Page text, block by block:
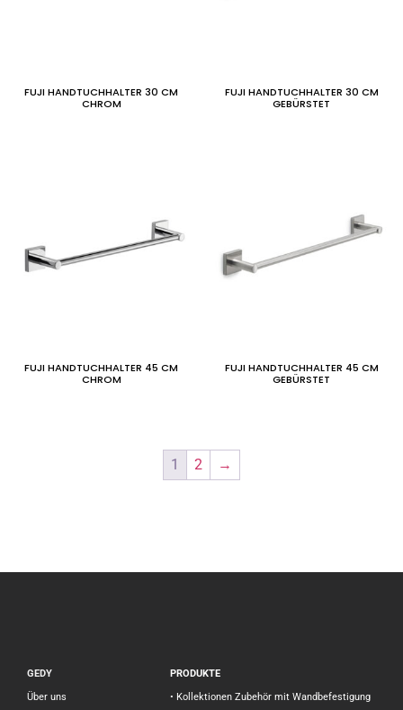
FUJI HANDTUCHHALTER 30 CM
CHROM
FUJI HANDTUCHHALTER 30 CM
GEBÜRSTET
FUJI HANDTUCHHALTER 45 CM
CHROM
FUJI HANDTUCHHALTER 45 CM
GEBÜRSTET
1 2 →
GEDY
Über uns
PRODUKTE
• Kollektionen Zubehör mit Wandbefestigung